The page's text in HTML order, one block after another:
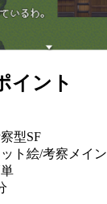
イント
型SF
/考察メイン